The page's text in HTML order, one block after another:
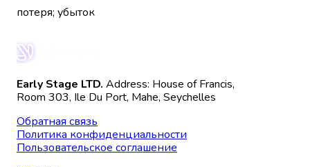
потеря; убыток
Early Stage LTD. Address: House of Francis,
Room 303, Ile Du Port, Mahe, Seychelles
Обратная связь
Политика конфиденциальности
Пользовательское соглашение